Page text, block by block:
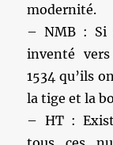
modernité.
– NMB : Si
inventé
1534 qu’ils
la tige et la
– HT :